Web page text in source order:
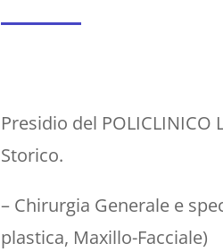
Presidio del POLICLINICO
Storico.
– Chirurgia Generale e
plastica, Maxillo-Facciale)